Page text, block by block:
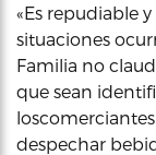
«Es repudiable
situaciones
Familia no
que sean
despechar